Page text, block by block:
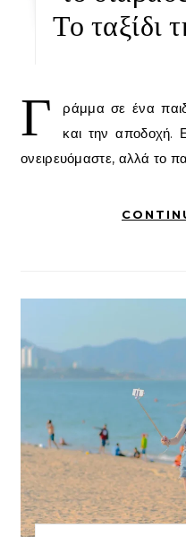
Το ταξίδι
Γ
ράμμα σε ένα
και την αποδοχή.
ονειρευόμαστε, αλλά το